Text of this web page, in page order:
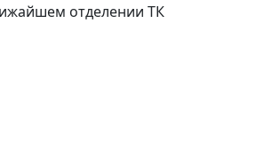
отделении ТК